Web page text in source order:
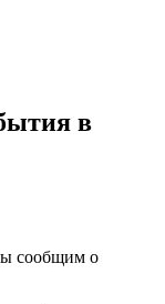
в
сообщим о